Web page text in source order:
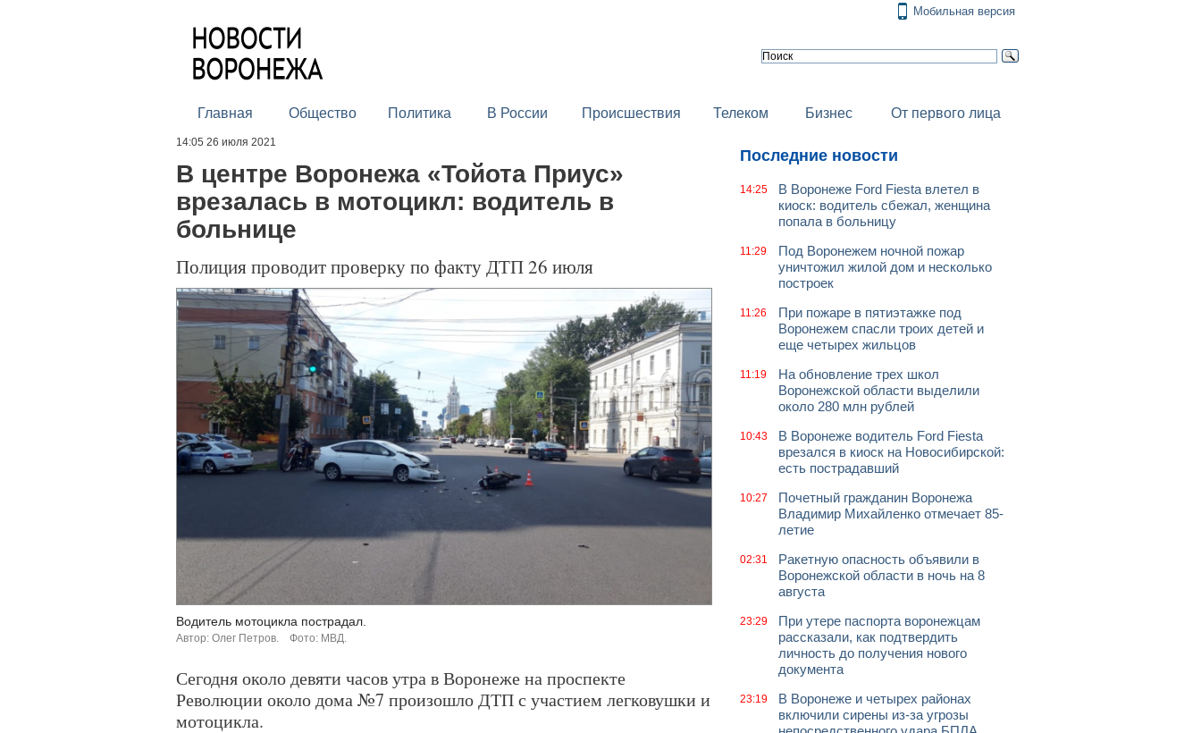
Мобильная версия
Главная Общество Политика В России Происшествия Телеком Бизнес От первого лица
14:05 26 июля 2021
В центре Воронежа «Тойота Приус»
врезалась в мотоцикл: водитель в
больнице
Полиция проводит проверку по факту ДТП 26 июля
Водитель мотоцикла пострадал.
Автор: Олег Петров. Фото: МВД.
Сегодня около девяти часов утра в Воронеже на проспекте
Революции около дома №7 произошло ДТП с участием легковушки и
мотоцикла.
Последние новости
14:25
В Воронеже Ford Fiesta влетел в
киоск: водитель сбежал, женщина
попала в больницу
11:29
Под Воронежем ночной пожар
уничтожил жилой дом и несколько
построек
11:26
При пожаре в пятиэтажке под
Воронежем спасли троих детей и
еще четырех жильцов
11:19
На обновление трех школ
Воронежской области выделили
около 280 млн рублей
10:43
В Воронеже водитель Ford Fiesta
врезался в киоск на Новосибирской:
есть пострадавший
10:27
Почетный гражданин Воронежа
Владимир Михайленко отмечает 85-
летие
02:31
Ракетную опасность объявили в
Воронежской области в ночь на 8
августа
23:29
При утере паспорта воронежцам
рассказали, как подтвердить
личность до получения нового
документа
23:19
В Воронеже и четырех районах
включили сирены из-за угрозы